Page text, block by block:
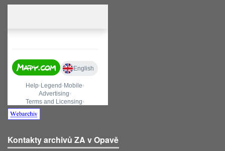
Kontakty archivů ZA v Opavě